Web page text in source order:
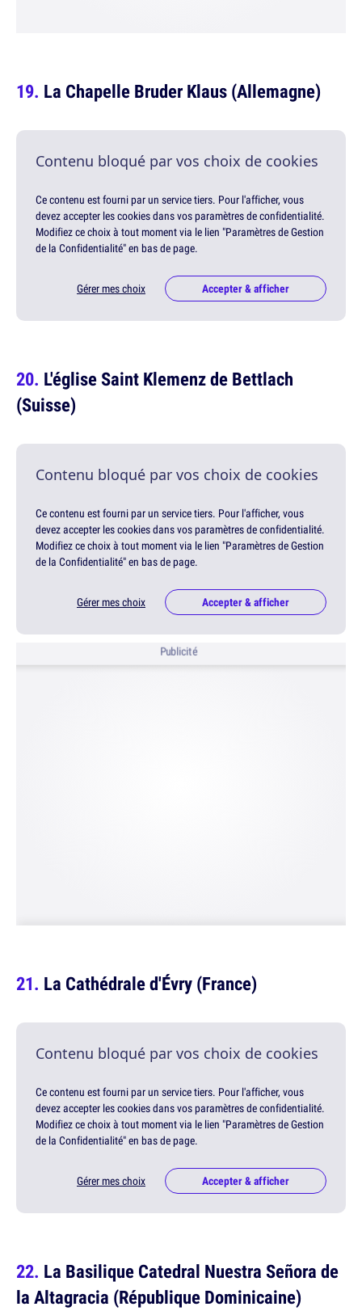
La Chapelle Bruder Klaus (Allemagne)
Contenu bloqué par vos choix de cookies
Ce contenu est fourni par un service tiers. Pour l'afficher, vous
devez accepter les cookies dans vos paramètres de confidentialité.
Modifiez ce choix à tout moment via le lien "Paramètres de Gestion
de la Confidentialité" en bas de page.
Gérer mes choix Accepter & afficher
L'église Saint Klemenz de Bettlach
(Suisse)
Contenu bloqué par vos choix de cookies
Ce contenu est fourni par un service tiers. Pour l'afficher, vous
devez accepter les cookies dans vos paramètres de confidentialité.
Modifiez ce choix à tout moment via le lien "Paramètres de Gestion
de la Confidentialité" en bas de page.
Gérer mes choix Accepter & afficher
Publicité
La Cathédrale d'Évry (France)
Contenu bloqué par vos choix de cookies
Ce contenu est fourni par un service tiers. Pour l'afficher, vous
devez accepter les cookies dans vos paramètres de confidentialité.
Modifiez ce choix à tout moment via le lien "Paramètres de Gestion
de la Confidentialité" en bas de page.
Gérer mes choix Accepter & afficher
La Basilique Catedral Nuestra Señora de
la Altagracia (République Dominicaine)